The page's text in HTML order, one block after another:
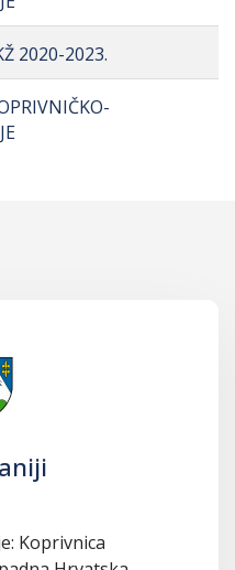
2020-2023.
Koprivnica